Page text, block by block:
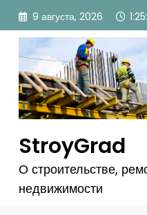
Перейти
содержимому
9 августа, 2026
StroyGrad
О строительстве,
недвижимости